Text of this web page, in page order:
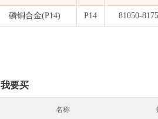
磷铜合金(P14) P14 81050-
我要买
名称